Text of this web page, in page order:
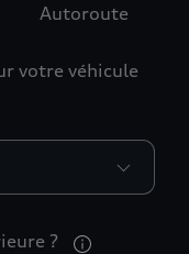
Autoroute
votre véhicule
?